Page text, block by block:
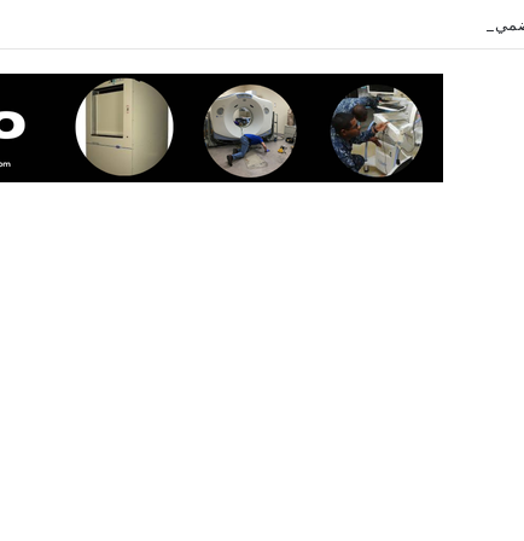
ماذا تأكل عندما تشعر بألم في معدتك؟